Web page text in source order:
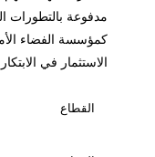
مدفوعة بالتطورات
كمؤسسة الفضاء
الاستثمار في الابتكار
القطاع